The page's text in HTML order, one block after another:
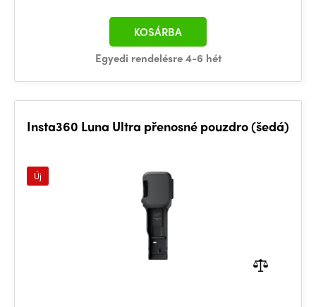
Egyedi rendelésre 4-6 hét
KOSÁRBA
Insta360 Luna Ultra přenosné pouzdro (šedá)
Új